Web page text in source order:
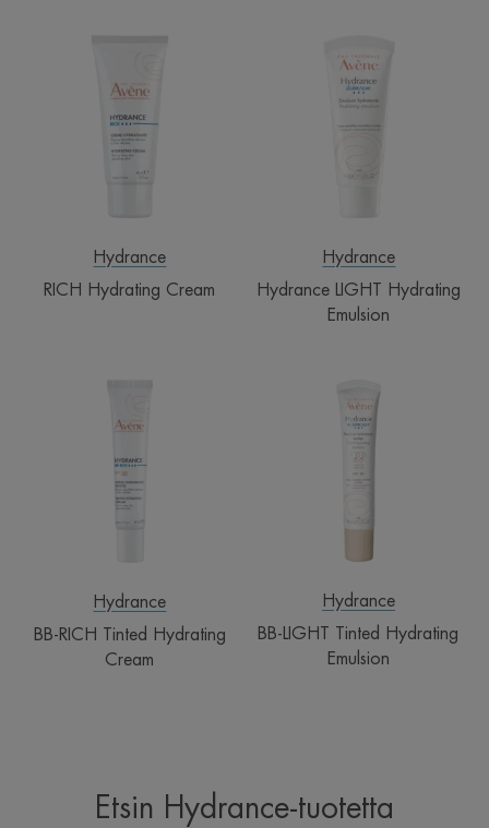
Hydrance
RICH Hydrating Cream
LIGHT
Hydrating
Emulsion
Hydrance
Hydrance LIGHT Hydrating
Emulsion
Tinted
Hydrance
BB-RICH Tinted Hydrating
Cream
LIGHT
Tinted
Hydrance
BB-LIGHT Tinted Hydrating
Emulsion
Etsin Hydrance-tuotetta